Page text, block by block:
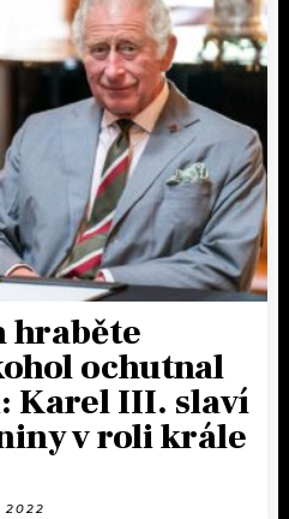
hraběte
ochutnal
Karel III. slaví
v roli krále
2022